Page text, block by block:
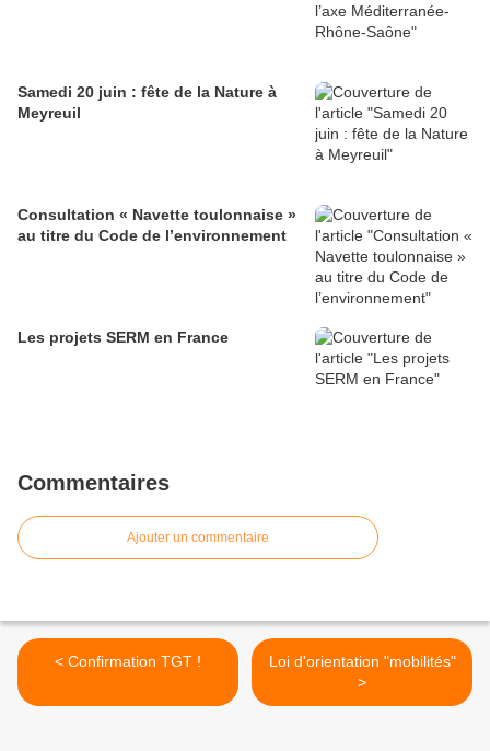
Samedi 20 juin : fête de la Nature à
Meyreuil
Consultation « Navette toulonnaise »
au titre du Code de l’environnement
Les projets SERM en France
Commentaires
Ajouter un commentaire
< Confirmation TGT !
Loi d'orientation "mobilités"
>